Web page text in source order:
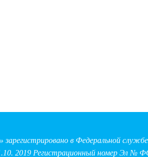
в Федеральной службе
2019 Регистрационный номер Эл №